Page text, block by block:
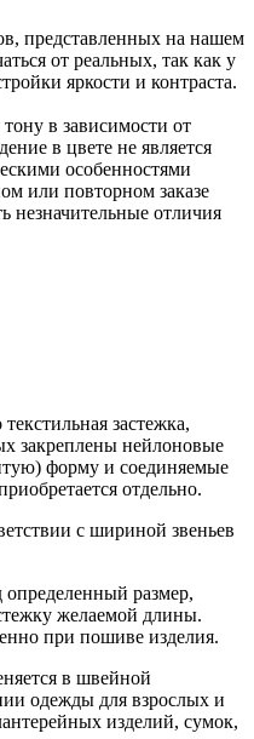
представленных на нашем
от реальных, так как у
яркости и контраста.
в зависимости от
в цвете не является
особенностями
или повторном заказе
незначительные отличия
застежка,
закреплены нейлоновые
форму и соединяемые
отдельно.
с шириной звеньев
определенный размер,
желаемой длины.
при пошиве изделия.
в швейной
одежды для взрослых и
изделий, сумок,